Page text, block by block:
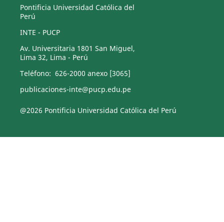
Pontificia Universidad Católica del
Perú
INTE - PUCP
Av. Universitaria 1801 San Miguel,
Lima 32, Lima - Perú
Teléfono: 626-2000 anexo [3065]
publicaciones-inte@pucp.edu.pe
@2026 Pontificia Universidad Católica del Perú